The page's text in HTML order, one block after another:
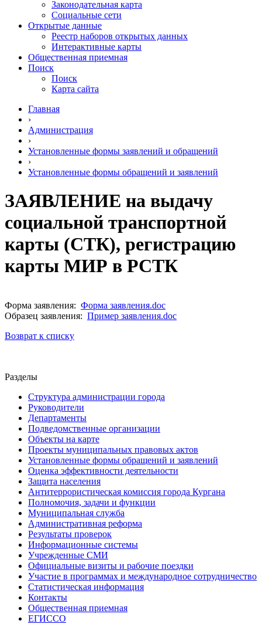
Законодательная карта
Социальные сети
Открытые данные
Реестр наборов открытых данных
Интерактивные карты
Общественная приемная
Поиск
Поиск
Карта сайта
Главная
›
Администрация
›
Установленные формы заявлений и обращений
›
Установленные формы обращений и заявлений
ЗАЯВЛЕНИЕ на выдачу
социальной транспортной
карты (СТК), регистрацию
карты МИР в РСТК
Форма заявления: Форма заявления.doc
Образец заявления: Пример заявления.doc
Возврат к списку
Разделы
Структура администрации города
Руководители
Департаменты
Подведомственные организации
Объекты на карте
Проекты муниципальных правовых актов
Установленные формы обращений и заявлений
Оценка эффективности деятельности
Защита населения
Антитеррористическая комиссия города Кургана
Полномочия, задачи и функции
Муниципальная служба
Административная реформа
Результаты проверок
Информационные системы
Учрежденные СМИ
Официальные визиты и рабочие поездки
Участие в программах и международное сотрудничество
Статистическая информация
Контакты
Общественная приемная
ЕГИССО